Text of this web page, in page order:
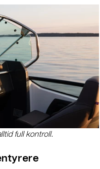
full kontroll.